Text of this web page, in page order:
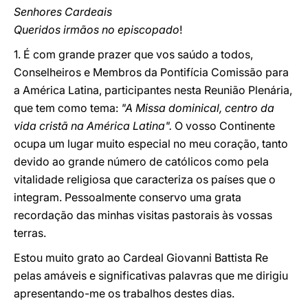
Senhores Cardeais
Queridos irmãos no episcopado!
1. É com grande prazer que vos saúdo a todos,
Conselheiros e Membros da Pontifícia Comissão para
a América Latina, participantes nesta Reunião Plenária,
que tem como tema: "A Missa dominical, centro da
vida cristã na América Latina". O vosso Continente
ocupa um lugar muito especial no meu coração, tanto
devido ao grande número de católicos como pela
vitalidade religiosa que caracteriza os países que o
integram. Pessoalmente conservo uma grata
recordação das minhas visitas pastorais às vossas
terras.
Estou muito grato ao Cardeal Giovanni Battista Re
pelas amáveis e significativas palavras que me dirigiu
apresentando-me os trabalhos destes dias.